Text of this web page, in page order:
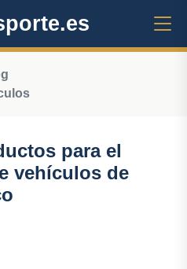
para el
vehículos de